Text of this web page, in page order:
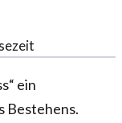
ein
Bestehens.